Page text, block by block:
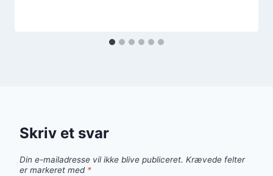
Skriv et svar
Din e-mailadresse vil ikke blive publiceret. Krævede felter
er markeret med *